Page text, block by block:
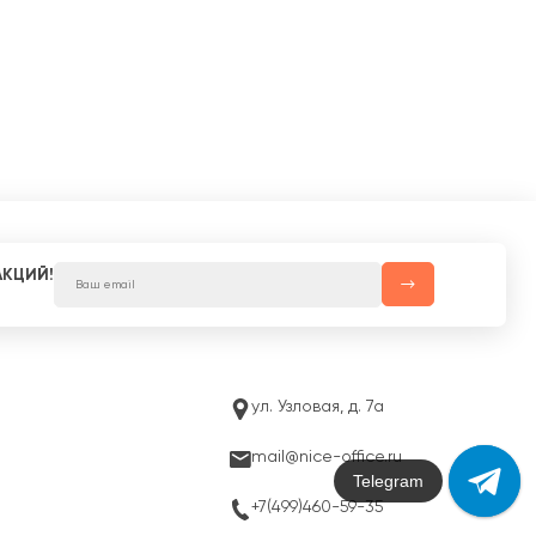
ул. Узловая, д. 7а
mail@nice-office.ru
+7(499)460-59-35
Max